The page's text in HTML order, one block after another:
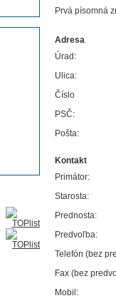
Prvá písomná
Adresa
Úrad:
Ulica:
Číslo
PSČ:
Pošta:
Kontakt
Primátor:
Starosta:
Prednosta:
Predvoľba:
Telefón (bez
Fax (bez
Mobil: